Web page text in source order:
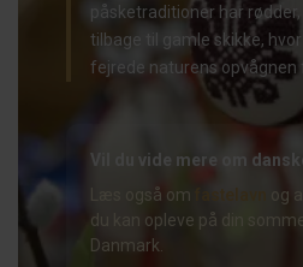
påsketraditioner har
tilbage til gamle skikke,
fejrede naturens opvågnen
Vil du vide mere om
Læs også om
og
du kan opleve på din
Danmark.